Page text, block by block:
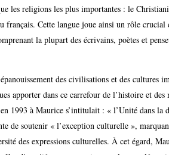
les religions les plus importantes : le
français. Cette langue joue ainsi un rôle
la plupart des écrivains, poètes et
des civilisations et des
apporter dans ce carrefour de l’histoire et
1993 à Maurice s’intitulait : « l’Unité dans la
de soutenir « l’exception culturelle »,
des expressions culturelles. À cet égard,